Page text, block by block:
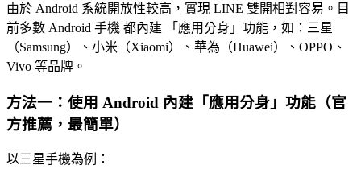
由於 Android 系統開放性較高，實現 LINE 雙開相對容易。目
前多數 Android 手機 都內建 「應用分身」功能，如：三星
（Samsung）、小米（Xiaomi）、華為（Huawei）、OPPO、
Vivo 等品牌。
方法一：使用 Android 內建「應用分身」功能（官
方推薦，最簡單）
以三星手機為例：